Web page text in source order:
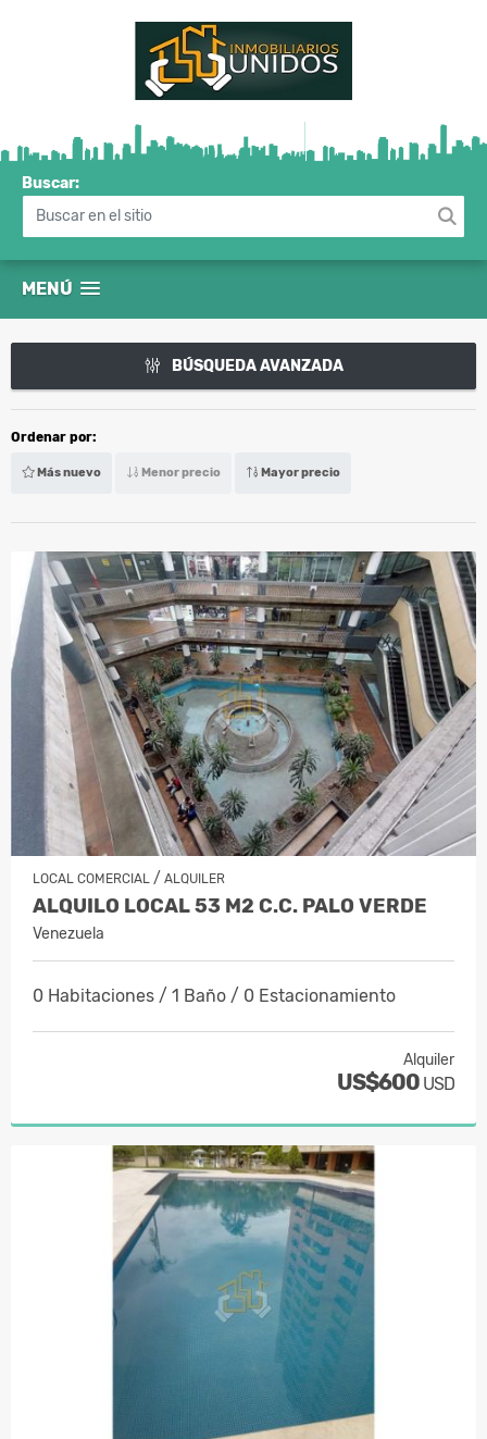
Buscar:
MENÚ
BÚSQUEDA AVANZADA
Ordenar por:
Más nuevo Menor precio Mayor precio
LOCAL COMERCIAL / ALQUILER
ALQUILO LOCAL 53 M2 C.C. PALO VERDE
Venezuela
0 Habitaciones / 1 Baño / 0 Estacionamiento
Alquiler
US$600 USD